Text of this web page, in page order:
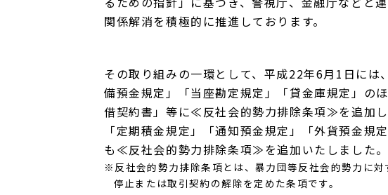
関係解消を積極的に推進しております。
その取り組みの一環として、平成22年6月1日に
備預金規定」「当座勘定規定」「貸金庫規定」の
借契約書」等に≪反社会的勢力排除条項≫を追加
「定期積金規定」「通知預金規定」「外貨預金規
も≪反社会的勢力排除条項≫を追加いたしました。
※反社会的勢力排除条項とは、暴力団等反社会的勢力に
停止または取引契約の解除を定めた条項です。